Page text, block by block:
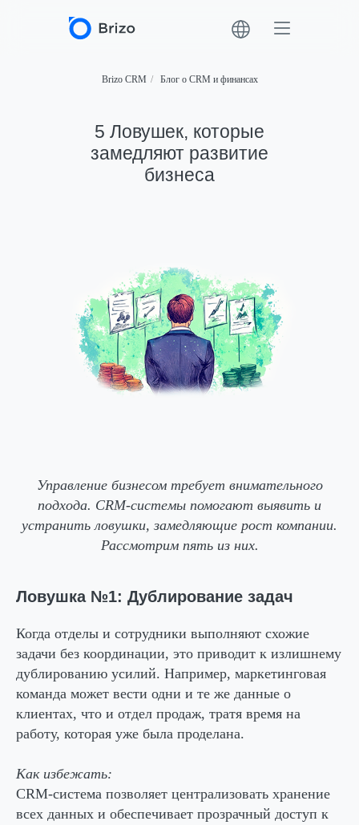
Brizo CRM / Блог о CRM и финансах
5 Ловушек, которые
замедляют развитие
бизнеса
Управление бизнесом требует внимательного
подхода. CRM-системы помогают выявить и
устранить ловушки, замедляющие рост компании.
Рассмотрим пять из них.
Ловушка №1: Дублирование задач
Когда отделы и сотрудники выполняют схожие
задачи без координации, это приводит к излишнему
дублированию усилий. Например, маркетинговая
команда может вести одни и те же данные о
клиентах, что и отдел продаж, тратя время на
работу, которая уже была проделана.
Как избежать:
CRM-система позволяет централизовать хранение
всех данных и обеспечивает прозрачный доступ к